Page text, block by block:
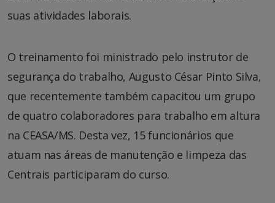
suas atividades laborais.
O treinamento foi ministrado pelo instrutor de
segurança do trabalho, Augusto César Pinto Silva,
que recentemente também capacitou um grupo
de quatro colaboradores para trabalho em altura
na CEASA/MS. Desta vez, 15 funcionários que
atuam nas áreas de manutenção e limpeza das
Centrais participaram do curso.